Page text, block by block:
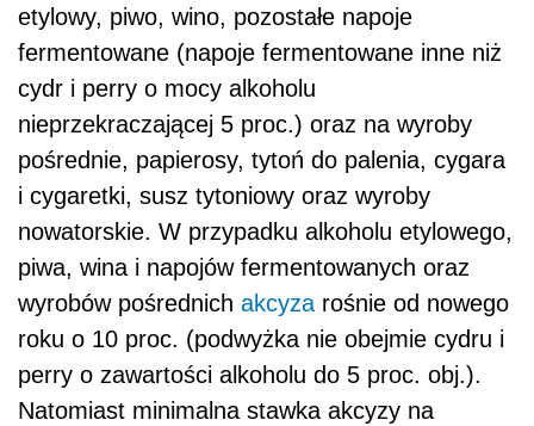
etylowy, piwo, wino, pozostałe napoje
fermentowane (napoje fermentowane inne niż
cydr i perry o mocy alkoholu
nieprzekraczającej 5 proc.) oraz na wyroby
pośrednie, papierosy, tytoń do palenia, cygara
i cygaretki, susz tytoniowy oraz wyroby
nowatorskie. W przypadku alkoholu etylowego,
piwa, wina i napojów fermentowanych oraz
wyrobów pośrednich akcyza rośnie od nowego
roku o 10 proc. (podwyżka nie obejmie cydru i
perry o zawartości alkoholu do 5 proc. obj.).
Natomiast minimalna stawka akcyzy na